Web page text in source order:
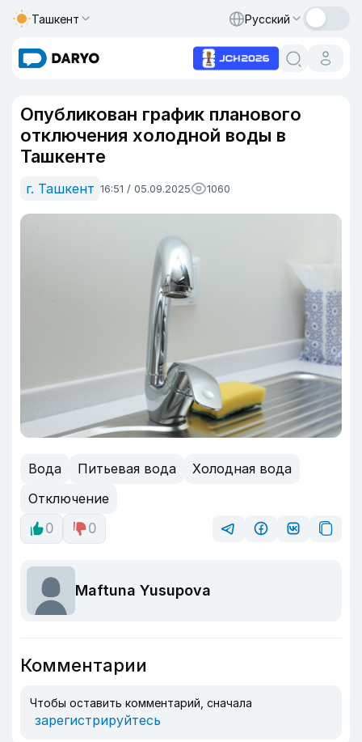
Ташкент Русский
Опубликован график планового
отключения холодной воды в
Ташкенте
г. Ташкент 16:51 / 05.09.2025 1060
Вода Питьевая вода
Холодная вода
Отключение
0
0
Maftuna Yusupova
Комментарии
Чтобы оставить комментарий, сначала
зарегистрируйтесь